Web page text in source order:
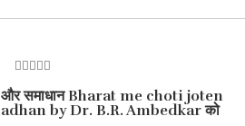
out
of
5
और समाधान Bharat me choti joten
by Dr. B.R. Ambedkar को